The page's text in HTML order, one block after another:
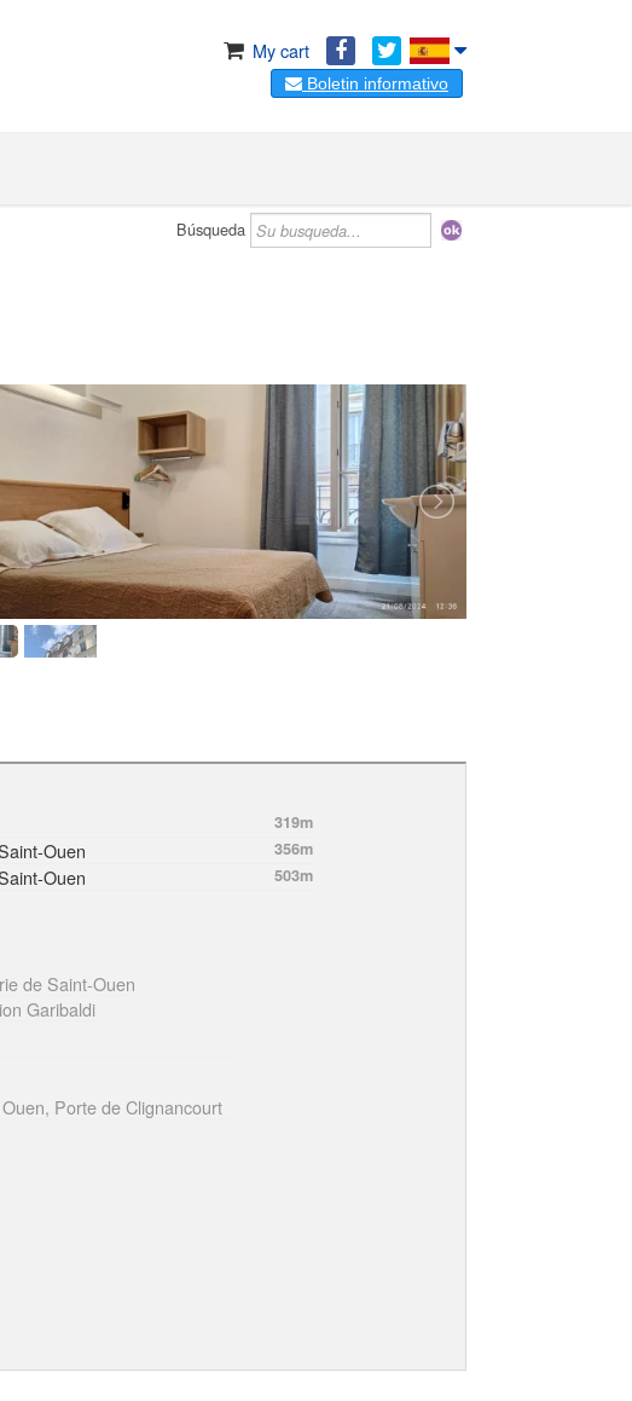
My cart
Boletin informativo
Búsqueda
319m
Ouen
356m
Ouen
503m
de Saint-Ouen
Garibaldi
Porte de Clignancourt